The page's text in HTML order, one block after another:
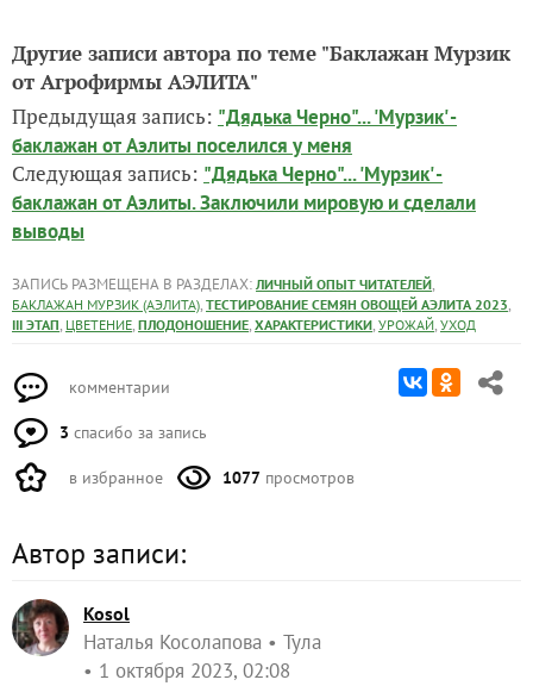
Другие записи автора по теме "Баклажан Мурзик
от Агрофирмы АЭЛИТА"
Предыдущая запись: "Дядька Черно"... 'Мурзик' -
баклажан от Аэлиты поселился у меня
Следующая запись: "Дядька Черно"... 'Мурзик' -
баклажан от Аэлиты. Заключили мировую и сделали
выводы
ЗАПИСЬ РАЗМЕЩЕНА В РАЗДЕЛАХ: ЛИЧНЫЙ ОПЫТ ЧИТАТЕЛЕЙ,
БАКЛАЖАН МУРЗИК (АЭЛИТА), ТЕСТИРОВАНИЕ СЕМЯН ОВОЩЕЙ АЭЛИТА 2023,
III ЭТАП, ЦВЕТЕНИЕ, ПЛОДОНОШЕНИЕ, ХАРАКТЕРИСТИКИ, УРОЖАЙ, УХОД
комментарии
3 спасибо за запись
в избранное 1077 просмотров
Автор записи:
Kosol
Наталья Косолапова
Тула
1 октября 2023, 02:08